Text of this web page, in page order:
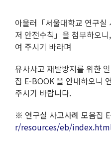
아울러「서울대학교 연구
저 안전수칙」을 첨부하오
여 주시기 바라며
유사사고 재발방지를 위한
집 E-BOOK 을 안내하오니
주시기 바랍니다.
※ 연구실 사고사례 모음집
r/resources/eb/